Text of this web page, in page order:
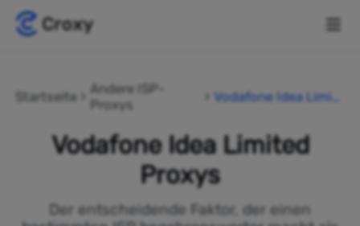
Startseite
Andere ISP-
Proxys
Vodafone Idea Limit
Vodafone Idea Limited
Proxys
Der entscheidende Faktor, der einen